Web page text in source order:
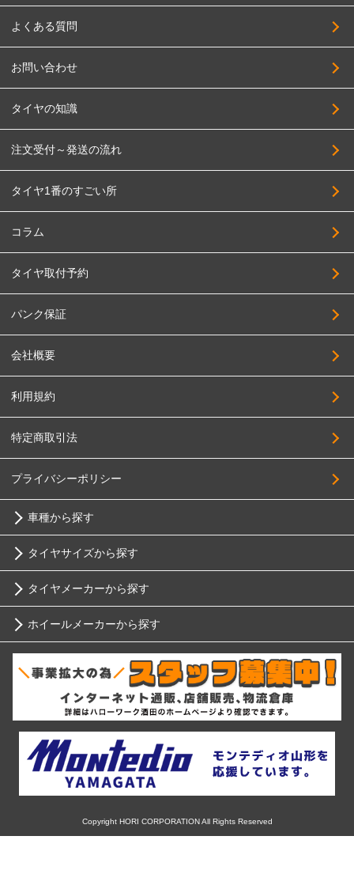
よくある質問
お問い合わせ
タイヤの知識
注文受付～発送の流れ
タイヤ1番のすごい所
コラム
タイヤ取付予約
パンク保証
会社概要
利用規約
特定商取引法
プライバシーポリシー
車種から探す
トヨタ
ニッサン
スバル
マツダ
ミツビシ
タイヤサイズから探す
10インチ
12インチ
14インチ
15インチ
タイヤメーカーから探す
ブリヂストン
ミシュラン
ヨコハマ
ダンロップ
ホイールメーカーから探す
RIH
Advanti Racing
Copyright HORI CORPORATION All Rights Reserved